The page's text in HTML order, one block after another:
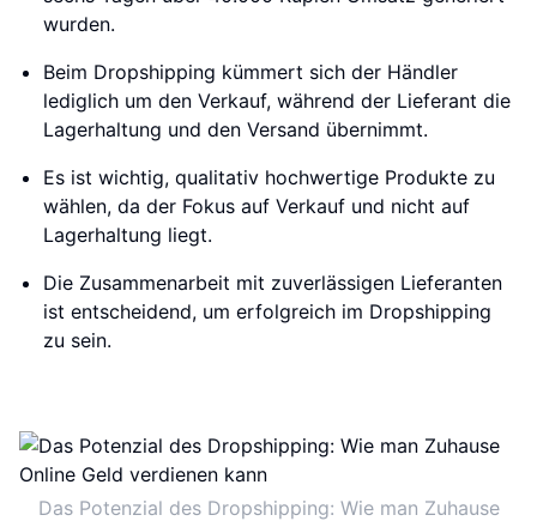
wurden.
Beim Dropshipping kümmert sich der Händler
lediglich um den Verkauf, während der Lieferant die
Lagerhaltung und den Versand übernimmt.
Es ist wichtig, qualitativ hochwertige Produkte zu
wählen, da der Fokus auf Verkauf und nicht auf
Lagerhaltung liegt.
Die Zusammenarbeit mit zuverlässigen Lieferanten
ist entscheidend, um erfolgreich im Dropshipping
zu sein.
Das Potenzial des Dropshipping: Wie man Zuhause